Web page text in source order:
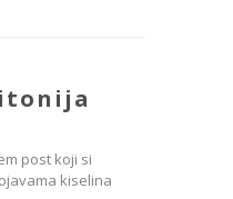
post koji si
kiselina